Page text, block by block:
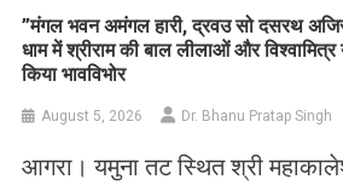
​”मंगल भवन अमंगल हारी, द्रवउ सो दसरथ अजिर
धाम में श्रीराम की बाल लीलाओं और
किया भावविभोर
August 5, 2026 Dr. Bhanu Pratap Singh
आगरा। यमुना तट स्थित श्री